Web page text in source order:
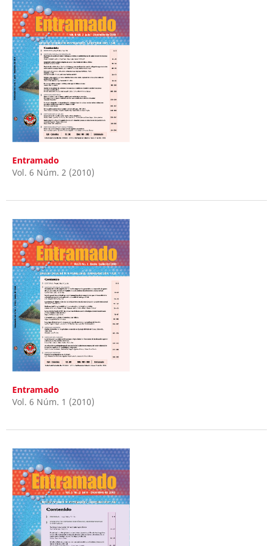
Entramado
Vol. 6 Núm. 2 (2010)
Entramado
Vol. 6 Núm. 1 (2010)